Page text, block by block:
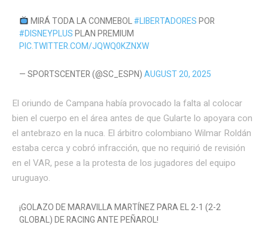
MIRÁ TODA LA CONMEBOL#LIBERTADORESPOR
#DISNEYPLUSPLAN PREMIUM
PIC.TWITTER.COM/JQWQ0KZNXW
— SPORTSCENTER (@SC_ESPN)AUGUST 20, 2025
El oriundo de Campana había provocado la falta al colocar
bien el cuerpo en el área antes de que Gularte lo apoyara con
el antebrazo en la nuca. El árbitro colombiano Wilmar Roldán
estaba cerca y cobró infracción, que no requirió de revisión
en el VAR, pese a la protesta de los jugadores del equipo
uruguayo.
¡GOLAZO DE MARAVILLA MARTÍNEZ PARA EL 2-1 (2-2
GLOBAL) DE RACING ANTE PEÑAROL!